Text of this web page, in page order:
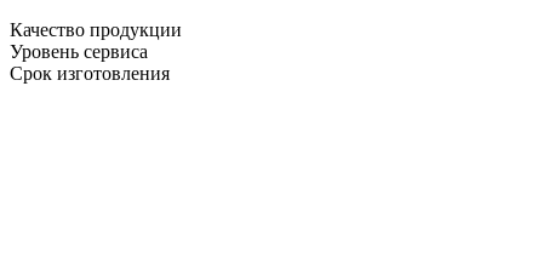
Качество продукции
Уровень сервиса
Срок изготовления